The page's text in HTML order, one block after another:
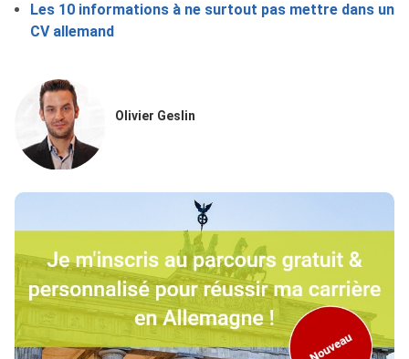
Les 10 informations à ne surtout pas mettre dans un
CV allemand
Olivier Geslin